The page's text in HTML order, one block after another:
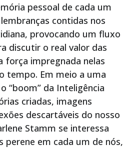
pessoal de cada um
contidas nos
provocando um fluxo
discutir o real valor das
força impregnada nelas
tempo. Em meio a uma
“boom” da Inteligência
criadas, imagens
descartáveis do nosso
Stamm se interessa
perene em cada um de nós,